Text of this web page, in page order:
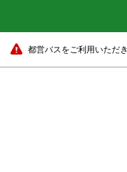
都営バスをご利用いただ